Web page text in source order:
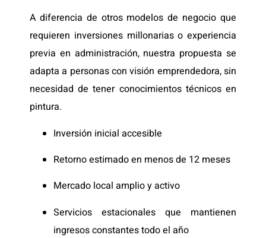
A diferencia de otros modelos de negocio que
requieren inversiones millonarias o experiencia
previa en administración, nuestra propuesta se
adapta a personas con visión emprendedora, sin
necesidad de tener conocimientos técnicos en
pintura.
Inversión inicial accesible
Retorno estimado en menos de 12 meses
Mercado local amplio y activo
Servicios estacionales que mantienen
ingresos constantes todo el año